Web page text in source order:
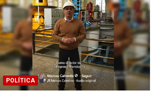
POLÍTICA